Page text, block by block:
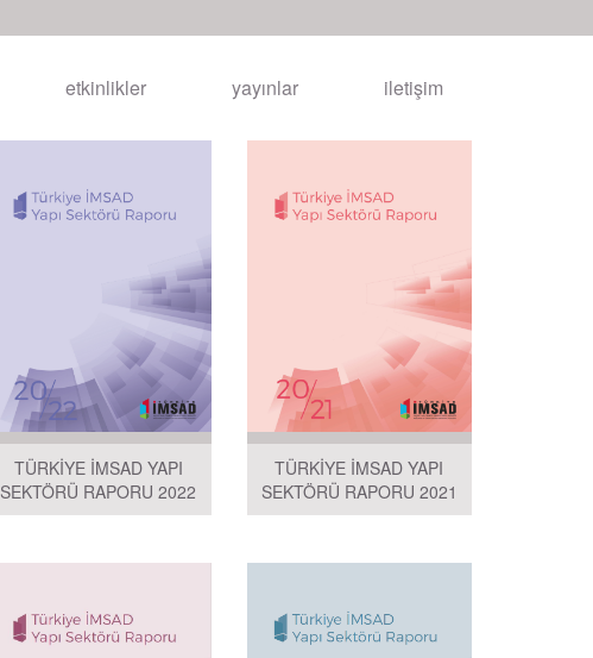
etkinlikler yayınlar iletişim
TÜRKİYE İMSAD YAPI
SEKTÖRÜ RAPORU 2022
TÜRKİYE İMSAD YAPI
SEKTÖRÜ RAPORU 2021